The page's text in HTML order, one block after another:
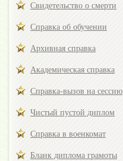
Свидетельство о смерти
Справка об обучении
Архивная справка
Академическая справка
Справка-вызов на сессию
Чистый пустой диплом
Справка в военкомат
Бланк диплома грамоты